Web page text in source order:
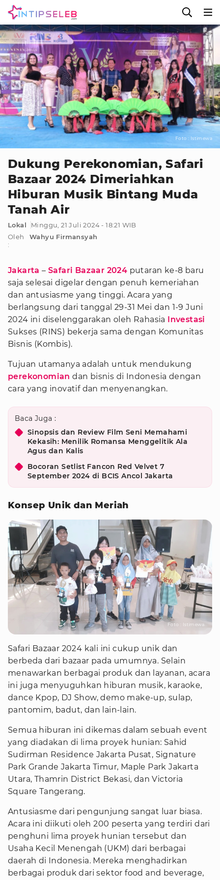
Foto : Istimewa
Dukung Perekonomian, Safari
Bazaar 2024 Dimeriahkan
Hiburan Musik Bintang Muda
Tanah Air
Lokal
Minggu, 21 Juli 2024 - 18:21 WIB
Oleh
:
Wahyu Firmansyah
Jakarta –Safari Bazaar 2024 putaran ke-8 baru
saja selesai digelar dengan penuh kemeriahan
dan antusiasme yang tinggi. Acara yang
berlangsung dari tanggal 29-31 Mei dan 1-9 Juni
2024 ini diselenggarakan oleh Rahasia Investasi
Sukses (RINS) bekerja sama dengan Komunitas
Bisnis (Kombis).
Tujuan utamanya adalah untuk mendukung
perekonomian dan bisnis di Indonesia dengan
cara yang inovatif dan menyenangkan.
Baca Juga :
Sinopsis dan Review Film Seni Memahami
Kekasih: Menilik Romansa Menggelitik Ala
Agus dan Kalis
Bocoran Setlist Fancon Red Velvet 7
September 2024 di BCIS Ancol Jakarta
Konsep Unik dan Meriah
Foto : Istimewa
Safari Bazaar 2024 kali ini cukup unik dan
berbeda dari bazaar pada umumnya. Selain
menawarkan berbagai produk dan layanan, acara
ini juga menyuguhkan hiburan musik, karaoke,
dance Kpop, DJ Show, demo make-up, sulap,
pantomim, badut, dan lain-lain.
Semua hiburan ini dikemas dalam sebuah event
yang diadakan di lima proyek hunian: Sahid
Sudirman Residence Jakarta Pusat, Signature
Park Grande Jakarta Timur, Maple Park Jakarta
Utara, Thamrin District Bekasi, dan Victoria
Square Tangerang.
Antusiasme dari pengunjung sangat luar biasa.
Acara ini diikuti oleh 200 peserta yang terdiri dari
penghuni lima proyek hunian tersebut dan
Usaha Kecil Menengah (UKM) dari berbagai
daerah di Indonesia. Mereka menghadirkan
berbagai produk dari sektor food and beverage,